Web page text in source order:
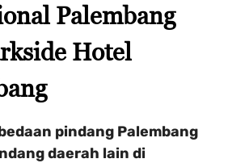
Palembang
Hotel
pindang Palembang
daerah lain di
a Booking
Search